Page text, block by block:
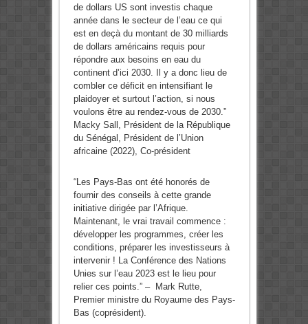
de dollars US sont investis chaque
année dans le secteur de l’eau ce qui
est en deçà du montant de 30 milliards
de dollars américains requis pour
répondre aux besoins en eau du
continent d’ici 2030. Il y a donc lieu de
combler ce déficit en intensifiant le
plaidoyer et surtout l’action, si nous
voulons être au rendez-vous de 2030.”
Macky Sall, Président de la République
du Sénégal, Président de l’Union
africaine (2022), Co-président
“Les Pays-Bas ont été honorés de
fournir des conseils à cette grande
initiative dirigée par l’Afrique.
Maintenant, le vrai travail commence :
développer les programmes, créer les
conditions, préparer les investisseurs à
intervenir ! La Conférence des Nations
Unies sur l’eau 2023 est le lieu pour
relier ces points.” – Mark Rutte,
Premier ministre du Royaume des Pays-
Bas (coprésident).